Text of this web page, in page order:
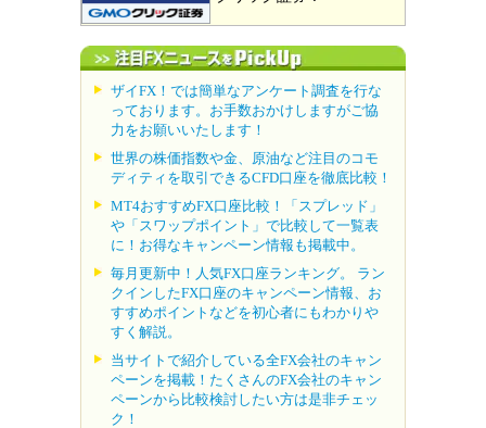
ザイFX！では簡単なアンケート調査を行な
っております。お手数おかけしますがご協
力をお願いいたします！
世界の株価指数や金、原油など注目のコモ
ディティを取引できるCFD口座を徹底比較！
MT4おすすめFX口座比較！「スプレッド」
や「スワップポイント」で比較して一覧表
に！お得なキャンペーン情報も掲載中。
毎月更新中！人気FX口座ランキング。 ラン
クインしたFX口座のキャンペーン情報、お
すすめポイントなどを初心者にもわかりや
すく解説。
当サイトで紹介している全FX会社のキャン
ペーンを掲載！たくさんのFX会社のキャン
ペーンから比較検討したい方は是非チェッ
ク！